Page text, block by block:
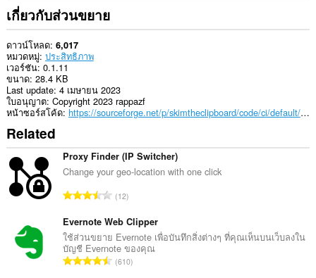
คุณ
คัด
ลอก
และ
วาง
This
extension
can
write
data
into
the
clipboard.
เกี่ยวกับส่วนขยาย
ดาวน์โหลด 6,017
หมวดหมู่ ประสิทธิภาพ
เวอร์ชัน 0.1.11
ขนาด 28.4 KB
Last update 4 เมษายน 2023
ใบอนุญาต Copyright 2023 rappazf
หน้าซอร์สโค้ด
https://sourceforge.net/p/skimtheclipboard/code/ci/default/tree/
Related
Proxy Finder (IP Switcher)
Change your geo-location with one click
จำ
ว
น
ค
ะ
12
Evernote Web Clipper
ใช้ส่วนขยาย Evernote เพื่อบันทึกสิ่งต่างๆ ที่คุณเห็นบนเว็บลงใน
บัญชี Evernote ของคุณ
จำ610